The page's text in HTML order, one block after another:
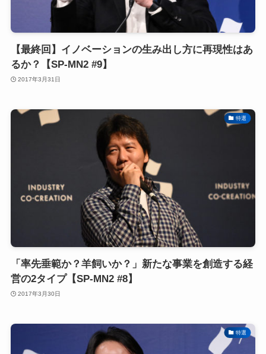
【最終回】イノベーションの生み出し方に再現性はあ
るか？【SP-MN2 #9】
2017年3月31日
特選
「率先垂範か？羊飼いか？」新たな事業を創造する経
営の2タイプ【SP-MN2 #8】
2017年3月30日
特選